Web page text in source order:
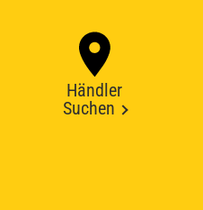
Händler
Suchen